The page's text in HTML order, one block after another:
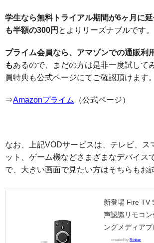
学生なら無料トライアル期間が6ヶ月に
も半額の300円 とよりリーズナブルです。
プライム会員なら、アマゾンでの通販利
もあるので、まだの方は是非一度試して
員特典も公式ページにてご確認頂けます。
⇒Amazonプライム （公式ページ）
なお、上記VODサービスは、テレビ、ス
ット、ゲーム機などさまざまなデバイス
で、大きい画面で見たい方はそちらもお
新登場 Fire TV
声認識リモコン
ングメディア
created by Rinker